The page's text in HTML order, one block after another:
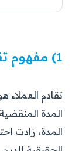
1) مفهوم تقادم العملاء وأهميته
تقادم
المدة
المدة، زادت